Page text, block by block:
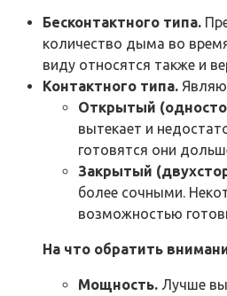
Бесконтактного типа.
количество дыма во
виду относятся также и
Контактного типа.
Открытый
вытекает и
готовятся они
Закрытый
более сочными.
возможностью
На что обратить
Мощность. Лучше